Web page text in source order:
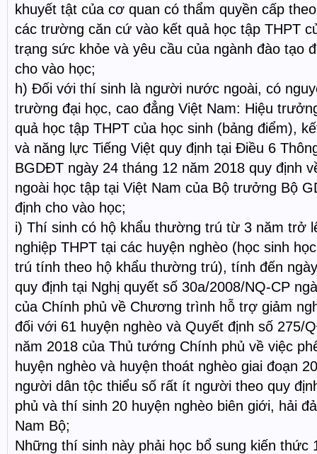
khuyết tật của cơ quan có thẩm quyền cấp
các trường căn cứ vào kết quả học tập THPT
trạng sức khỏe và yêu cầu của ngành đào tạo
cho vào học;
h) Đối với thí sinh là người nước ngoài, có
trường đại học, cao đẳng Việt Nam: Hiệu
quả học tập THPT của học sinh (bảng điểm),
và năng lực Tiếng Việt quy định tại Điều 6
BGDĐT ngày 24 tháng 12 năm 2018 quy định
ngoài học tập tại Việt Nam của Bộ trưởng Bộ
định cho vào học;
i) Thí sinh có hộ khẩu thường trú từ 3 năm trở
nghiệp THPT tại các huyện nghèo (học sinh
trú tính theo hộ khẩu thường trú), tính đến
quy định tại Nghị quyết số 30a/2008/NQ-CP
của Chính phủ về Chương trình hỗ trợ giảm
đối với 61 huyện nghèo và Quyết định số 275/
năm 2018 của Thủ tướng Chính phủ về việc
huyện nghèo và huyện thoát nghèo giai đoạn
người dân tộc thiểu số rất ít người theo quy
phủ và thí sinh 20 huyện nghèo biên giới, hải
Nam Bộ;
Những thí sinh này phải học bổ sung kiến